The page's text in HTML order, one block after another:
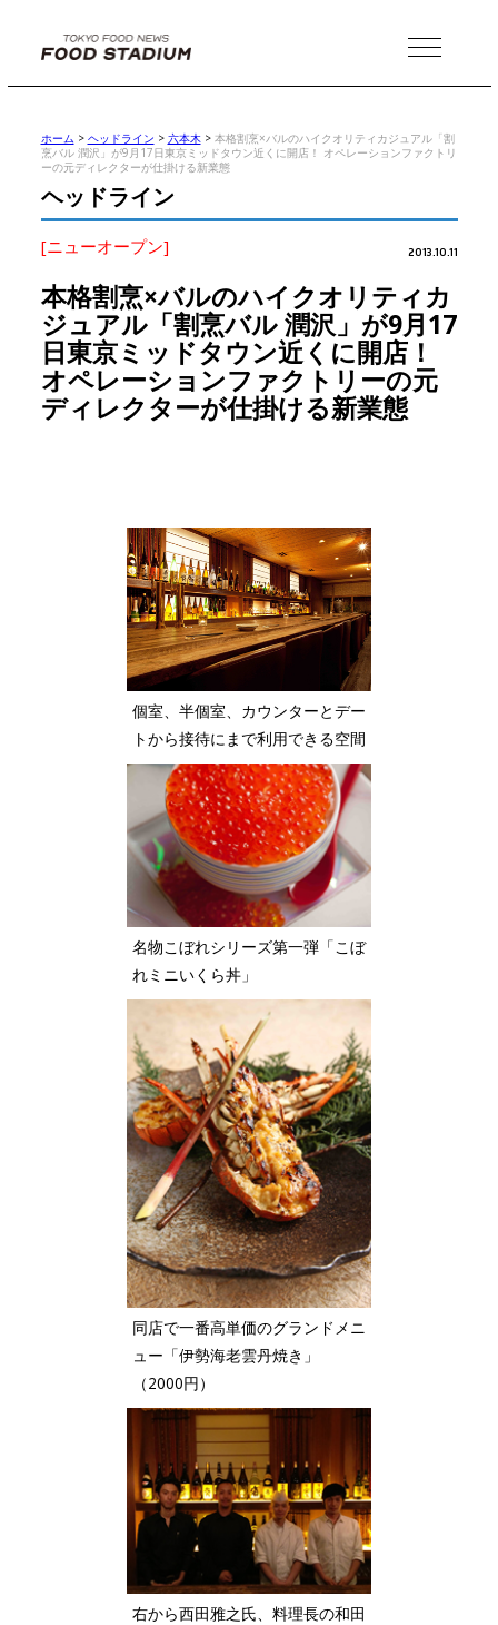
MENU
ホーム > ヘッドライン > 六本木> 本格割烹×バルのハイクオリティカジュアル「割
烹バル 潤沢」が9月17日東京ミッドタウン近くに開店！ オペレーションファクトリ
ーの元ディレクターが仕掛ける新業態
ヘッドライン
[ニューオープン] 2013.10.11
本格割烹×バルのハイクオリティカ
ジュアル「割烹バル 潤沢」が9月17
日東京ミッドタウン近くに開店！
オペレーションファクトリーの元
ディレクターが仕掛ける新業態
個室、半個室、カウンターとデー
トから接待にまで利用できる空間
名物こぼれシリーズ第一弾「こぼ
れミニいくら丼」
同店で一番高単価のグランドメニ
ュー「伊勢海老雲丹焼き」
（2000円）
右から西田雅之氏、料理長の和田